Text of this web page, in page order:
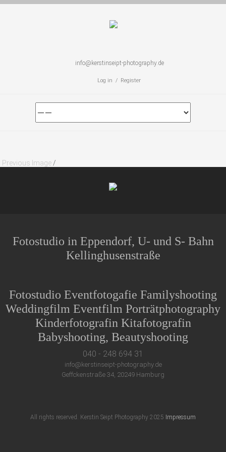
info@kerstinseipt-photography.de
Log in / Register
Previous Image /
Fotostudio in Eppendorf, U- und S- Bahn
Kellinghusenstraße
Fotostudio Eventfotogafie Familyshooting
Weddingfilm Eventfilm Porträtphotography
Kinderfotografin Kitafotografin
Babyshooting, Beautyshooting
040 - 248 694 31
info@kerstinseipt-photography.de
Geffckenstraße 34, 20249 Hamburg
All rights reserved. Kerstin Seipt Photography 2025 Impressum